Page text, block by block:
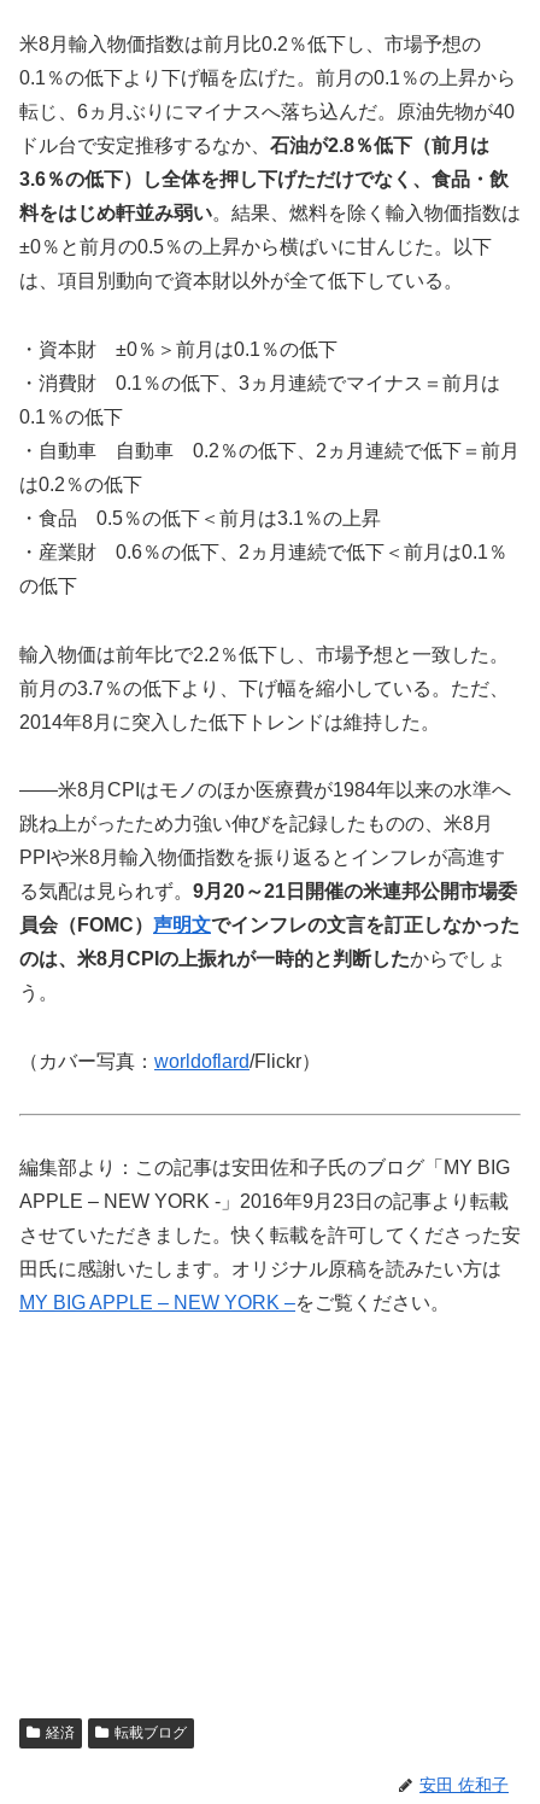
米8月輸入物価指数は前月比0.2％低下し、市場予想の
0.1％の低下より下げ幅を広げた。前月の0.1％の上昇から
転じ、6ヵ月ぶりにマイナスへ落ち込んだ。原油先物が40
ドル台で安定推移するなか、 石油が2.8％低下（前月は
3.6％の低下）し全体を押し下げただけでなく、食品・飲
料をはじめ軒並み弱い。結果、燃料を除く輸入物価指数は
±0％と前月の0.5％の上昇から横ばいに甘んじた。以下
は、項目別動向で資本財以外が全て低下している。
・資本財 ±0％＞前月は0.1％の低下
・消費財 0.1％の低下、3ヵ月連続でマイナス＝前月は
0.1％の低下
・自動車 自動車 0.2％の低下、2ヵ月連続で低下＝前月
は0.2％の低下
・食品 0.5％の低下＜前月は3.1％の上昇
・産業財 0.6％の低下、2ヵ月連続で低下＜前月は0.1％
の低下
輸入物価は前年比で2.2％低下し、市場予想と一致した。
前月の3.7％の低下より、下げ幅を縮小している。ただ、
2014年8月に突入した低下トレンドは維持した。
――米8月CPIはモノのほか医療費が1984年以来の水準へ
跳ね上がったため力強い伸びを記録したものの、米8月
PPIや米8月輸入物価指数を振り返るとインフレが高進す
る気配は見られず。 9月20～21日開催の米連邦公開市場委
員会（FOMC） 声明文でインフレの文言を訂正しなかった
のは、米8月CPIの上振れが一時的と判断したからでしょ
う。
（カバー写真： worldoflard/Flickr）
編集部より：この記事は安田佐和子氏のブログ「MY BIG
APPLE – NEW YORK -」2016年9月23日の記事より転載
させていただきました。快く転載を許可してくださった安
田氏に感謝いたします。オリジナル原稿を読みたい方は
MY BIG APPLE – NEW YORK –をご覧ください。
経済 転載ブログ
安田 佐和子